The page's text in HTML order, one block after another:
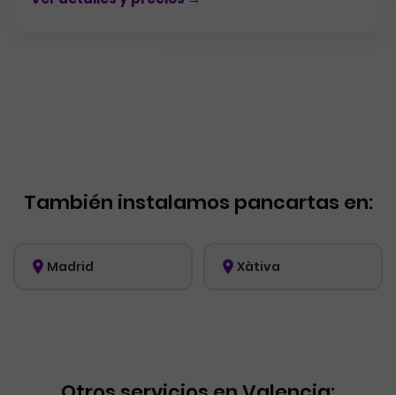
También instalamos pancartas en:
Madrid Xàtiva